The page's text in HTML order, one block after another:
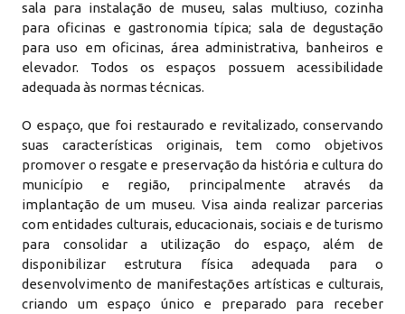
sala para instalação de museu, salas multiuso, cozinha
para oficinas e gastronomia típica; sala de degustação
para uso em oficinas, área administrativa, banheiros e
elevador. Todos os espaços possuem acessibilidade
adequada às normas técnicas.
O espaço, que foi restaurado e revitalizado, conservando
suas características originais, tem como objetivos
promover o resgate e preservação da história e cultura do
município e região, principalmente através da
implantação de um museu. Visa ainda realizar parcerias
com entidades culturais, educacionais, sociais e de turismo
para consolidar a utilização do espaço, além de
disponibilizar estrutura física adequada para o
desenvolvimento de manifestações artísticas e culturais,
criando um espaço único e preparado para receber